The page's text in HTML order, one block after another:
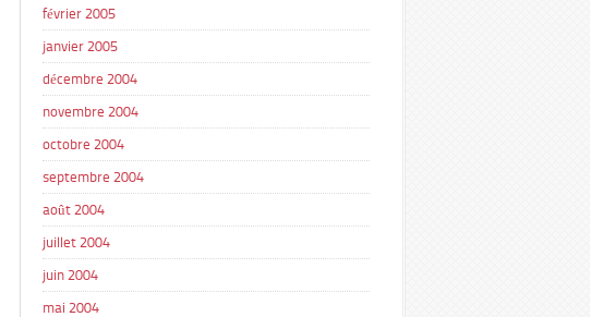
février 2005
janvier 2005
décembre 2004
novembre 2004
octobre 2004
septembre 2004
août 2004
juillet 2004
juin 2004
mai 2004